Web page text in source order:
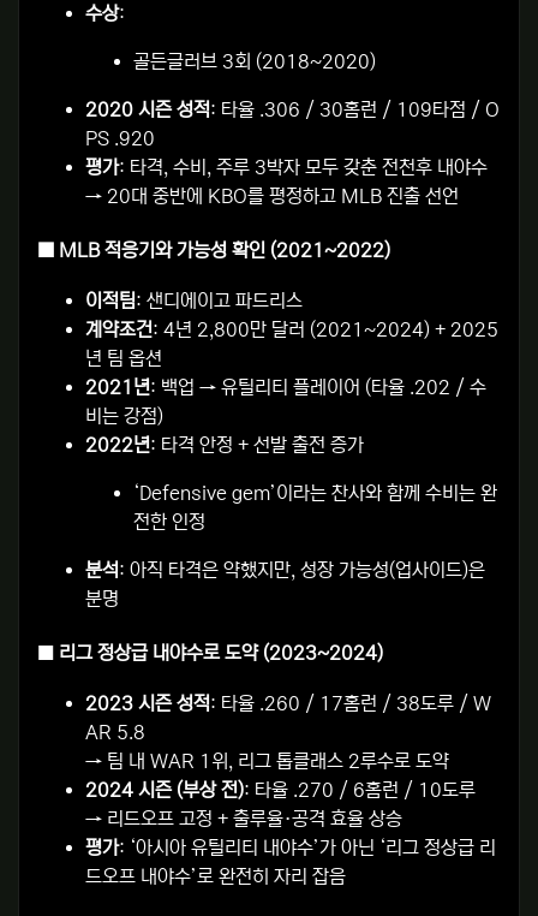
수상:
골든글러브 3회 (2018~2020)
2020 시즌 성적: 타율 .306 / 30홈런 / 109타점 / O
PS .920
평가: 타격, 수비, 주루 3박자 모두 갖춘 전천후 내야수
→ 20대 중반에 KBO를 평정하고 MLB 진출 선언
■ MLB 적응기와 가능성 확인 (2021~2022)
이적팀: 샌디에이고 파드리스
계약조건: 4년 2,800만 달러 (2021~2024) + 2025
년 팀 옵션
2021년: 백업 → 유틸리티 플레이어 (타율 .202 / 수
비는 강점)
2022년: 타격 안정 + 선발 출전 증가
‘Defensive gem’이라는 찬사와 함께 수비는 완
전한 인정
분석: 아직 타격은 약했지만, 성장 가능성(업사이드)은
분명
■ 리그 정상급 내야수로 도약 (2023~2024)
2023 시즌 성적: 타율 .260 / 17홈런 / 38도루 / W
AR 5.8
→ 팀 내 WAR 1위, 리그 톱클래스 2루수로 도약
2024 시즌 (부상 전): 타율 .270 / 6홈런 / 10도루
→ 리드오프 고정 + 출루율·공격 효율 상승
평가: ‘아시아 유틸리티 내야수’가 아닌 ‘리그 정상급 리
드오프 내야수’로 완전히 자리 잡음